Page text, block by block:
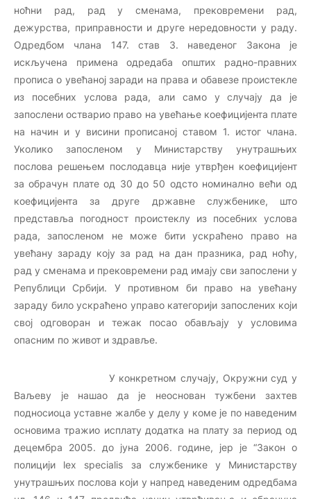
ноћни рад, рад у сменама, прековремени рад,
дежурства, приправности и друге нередовности у раду.
Одредбом члана 147. став 3. наведеног Закона је
искључена примена одредаба општих радно-правних
прописа о увећаној заради на права и обавезе проистекле
из посебних услова рада, али само у случају да је
запослени остварио право на увећање коефицијента плате
на начин и у висини прописаној ставом 1. истог члана.
Уколико запосленом у Министарству унутрашњих
послова решењем послодавца није утврђен коефицијент
за обрачун плате од 30 до 50 одсто номинално већи од
коефицијента за друге државне службенике, што
представља погодност проистеклу из посебних услова
рада, запосленом не може бити ускраћено право на
увећану зараду коју за рад на дан празника, рад ноћу,
рад у сменама и прековремени рад имају сви запослени у
Републици Србији. У противном би право на увећану
зараду било ускраћено управо категорији запослених који
свој одговоран и тежак посао обављају у условима
опасним по живот и здравље.
У конкретном случају, Окружни суд у
Ваљеву је нашао да је неоснован тужбени захтев
подносиоца уставне жалбе у делу у коме је по наведеним
основима тражио исплату додатка на плату за период од
децембра 2005. до јуна 2006. године, јер је “Закон о
полицији lex specialis за службенике у Министарству
унутрашњих послова који у напред наведеним одредбама